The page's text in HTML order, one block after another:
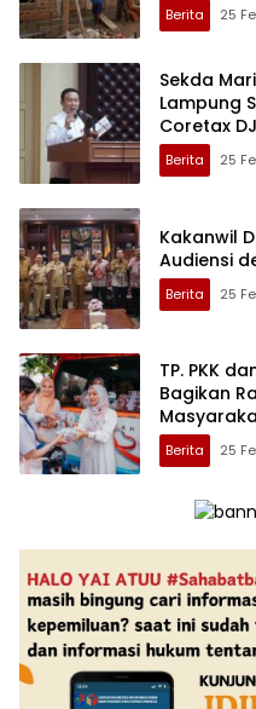
Berita 25
Sekda
Lampung
Coretax
Berita 25
Kakanwil
Audiensi
Berita 25
TP. PKK
Bagikan
Berita 25